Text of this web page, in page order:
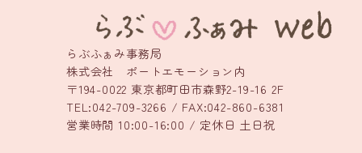
らぶふぁみ事務局
株式会社 ポートエモーション内
〒194-0022 東京都町田市森野2-19-16 2F
TEL:042-709-3266 / FAX:042-860-6381
営業時間 10:00-16:00 / 定休日 土日祝